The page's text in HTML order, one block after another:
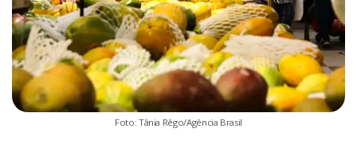
Foto: Tânia Rêgo/Agência Brasil